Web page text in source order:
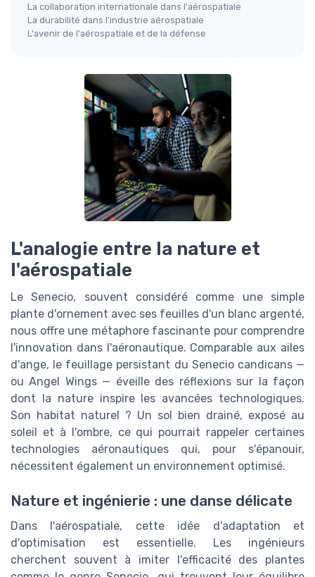
La collaboration internationale dans l'aérospatiale
La durabilité dans l'industrie aérospatiale
L'avenir de l'aérospatiale et de la défense
L'analogie entre la nature et
l'aérospatiale
Le Senecio, souvent considéré comme une simple
plante d'ornement avec ses feuilles d'un blanc argenté,
nous offre une métaphore fascinante pour comprendre
l'innovation dans l'aéronautique. Comparable aux ailes
d'ange, le feuillage persistant du Senecio candicans —
ou Angel Wings — éveille des réflexions sur la façon
dont la nature inspire les avancées technologiques.
Son habitat naturel ? Un sol bien drainé, exposé au
soleil et à l'ombre, ce qui pourrait rappeler certaines
technologies aéronautiques qui, pour s'épanouir,
nécessitent également un environnement optimisé.
Nature et ingénierie : une danse délicate
Dans l'aérospatiale, cette idée d'adaptation et
d'optimisation est essentielle. Les ingénieurs
cherchent souvent à imiter l'efficacité des plantes